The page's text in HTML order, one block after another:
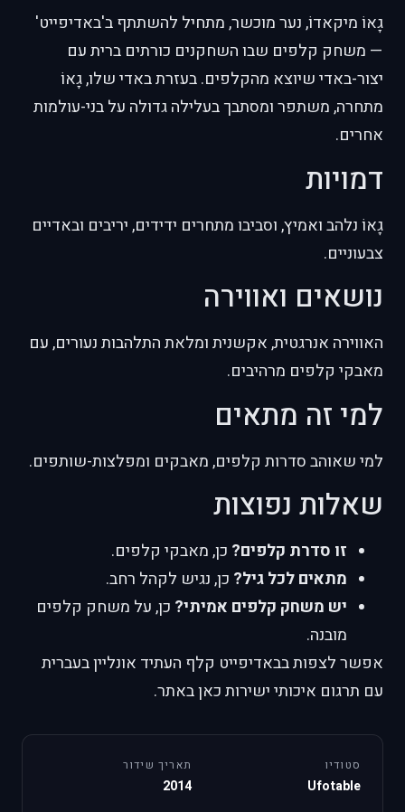
גָאוֹ מיקאדוֹ, נער מוכשר, מתחיל להשתתף ב'באדיפייט'
— משחק קלפים שבו השחקנים כורתים ברית עם
יצור-באדי שיוצא מהקלפים. בעזרת באדי שלו, גָאוֹ
מתחרה, משתפר ומסתבך בעלילה גדולה על בני-עולמות
אחרים.
דמויות
גָאוֹ נלהב ואמיץ, וסביבו מתחרים ידידים, יריבים ובאדיים
צבעוניים.
נושאים ואווירה
האווירה אנרגטית, אקשנית ומלאת התלהבות נעורים, עם
מאבקי קלפים מרהיבים.
למי זה מתאים
למי שאוהב סדרות קלפים, מאבקים ומפלצות-שותפים.
שאלות נפוצות
זו סדרת קלפים? כן, מאבקי קלפים.
מתאים לכל גיל? כן, נגיש לקהל רחב.
יש משחק קלפים אמיתי? כן, על משחק קלפים
מובנה.
אפשר לצפות בבאדיפייט קלף העתיד אונליין בעברית
עם תרגום איכותי ישירות כאן באתר.
סטודיו
Ufotable
תאריך שידור
2014